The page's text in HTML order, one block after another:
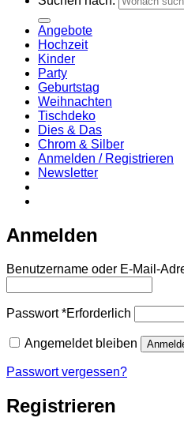
Angebote
Hochzeit
Kinder
Party
Geburtstag
Weihnachten
Tischdeko
Dies & Das
Chrom & Silber
Anmelden / Registrieren
Newsletter
Anmelden
Benutzername oder E-Mail-
Passwort*Erforderlich
Angemeldet bleiben
Passwort vergessen?
Registrieren